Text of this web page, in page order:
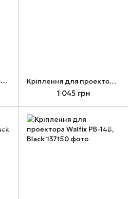
Кріплення для проектора Charmount CT-PRB-2, White Кріплення для проектора Charmount CT-PRB-2M, White
1 045 грн